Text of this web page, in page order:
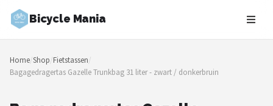
Bicycle Mania
Zoeken
NAVIGATIE
Home/Shop/Fietstassen/
Bagagedragertas Gazelle Trunkbag 31 liter - zwart / donkerbruin